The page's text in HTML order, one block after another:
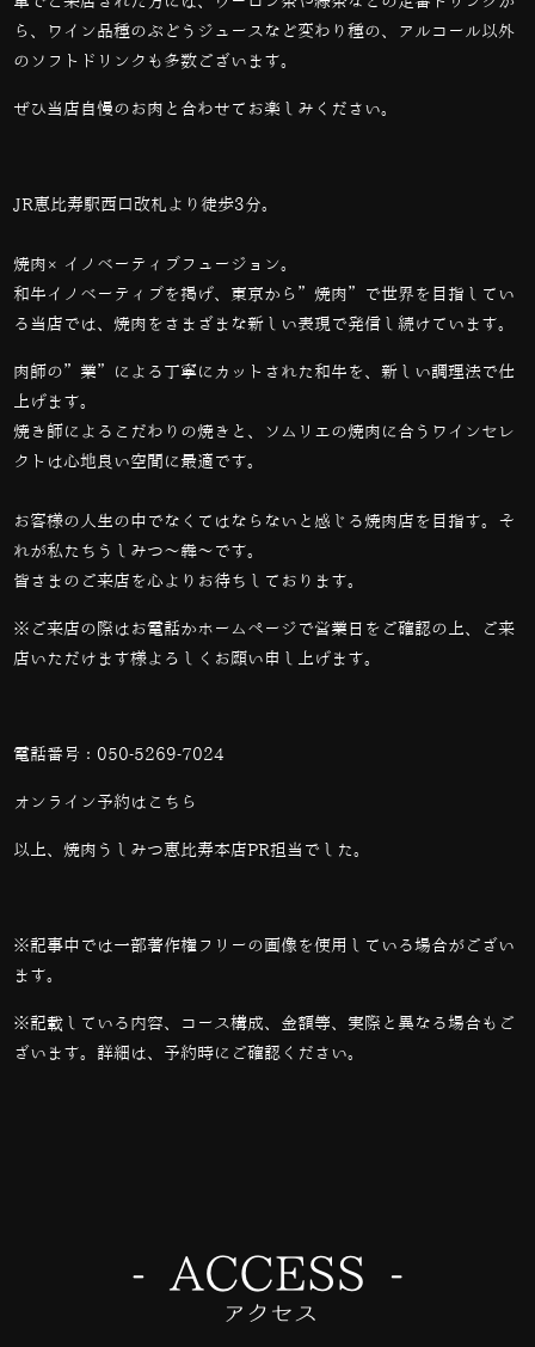
ら、ワイン品種のぶどうジュースなど変わり種の、アルコール以外
のソフトドリンクも多数ございます。
ぜひ当店自慢のお肉と合わせてお楽しみください。
JR恵比寿駅西口改札より徒歩3分。
焼肉×イノベーティブフュージョン。
和牛イノベーティブを掲げ、東京から”焼肉”で世界を目指してい
る当店では、焼肉をさまざまな新しい表現で発信し続けています。
肉師の”業”による丁寧にカットされた和牛を、新しい調理法で仕
上げます。
焼き師によるこだわりの焼きと、ソムリエの焼肉に合うワインセレ
クトは心地良い空間に最適です。
お客様の人生の中でなくてはならないと感じる焼肉店を目指す。そ
れが私たちうしみつ～犇～です。
皆さまのご来店を心よりお待ちしております。
※ご来店の際はお電話かホームページで営業日をご確認の上、ご来
店いただけます様よろしくお願い申し上げます。
電話番号： 050-5269-7024
オンライン予約は こちら
以上、焼肉うしみつ恵比寿本店PR担当でした。
※記事中では一部著作権フリーの画像を使用している場合がござい
ます。
※記載している内容、コース構成、金額等、実際と異なる場合もご
ざいます。詳細は、予約時にご確認ください。